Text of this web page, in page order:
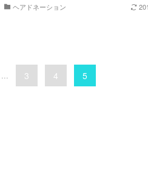
ヘアドネーション
... 3 4 5